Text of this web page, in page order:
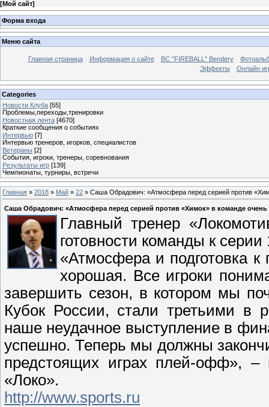
[Мой сайт]
Форма входа
Меню сайта
Главная страница Информация о сайте BC "FIREBALL" Bendery
Эффекты
Онлайн
Categories
Новости Клуба [55]
Проблемы,переходы,тренировки
Новостная лента [4670]
Краткие сообщения о событиях
Интервью [7]
Интервью тренеров, игорков, специалистов
Ветераны [2]
События, игроки, тренеры, соревнования
Результаты игр [139]
Чемпионаты, турниры, встречи
Главная » 2018 » Май » 22 » Саша Обрадович: «Атмосфера перед серией против
Саша Обрадович: «Атмосфера перед серией против «Химок» в команде очень
Главный тренер
готовности команды к
«Атмосфера и подготовка
хорошая. Все игроки
завершить сезон, в котором мы
Кубок России, стали третьими в
наше неудачное выступление в
успешно. Теперь мы должны
предстоящих играх плей-офф»,
«Локо».
http://www.sports.ru